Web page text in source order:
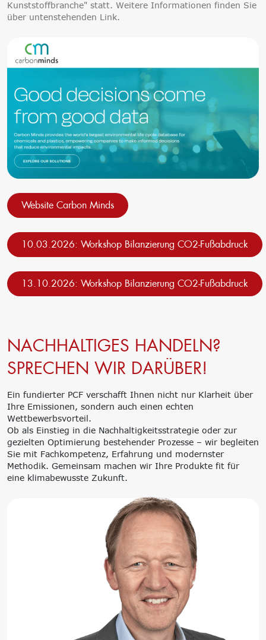
Kunststoffbranche" statt. Weitere Informationen finden Sie
über untenstehenden Link.
Website Carbon Minds
10.03.2026: Workshop Bilanzierung CO2-Fußabdruck
13.10.2026: Workshop Bilanzierung CO2-Fußabdruck
NACHHALTIGES HANDELN?
SPRECHEN WIR DARÜBER!
Ein fundierter PCF verschafft Ihnen nicht nur Klarheit über
Ihre Emissionen, sondern auch einen echten
Wettbewerbsvorteil.
Ob als Einstieg in die Nachhaltigkeitsstrategie oder zur
gezielten Optimierung bestehender Prozesse – wir begleiten
Sie mit Fachkompetenz, Erfahrung und modernster
Methodik. Gemeinsam machen wir Ihre Produkte fit für
eine klimabewusste Zukunft.